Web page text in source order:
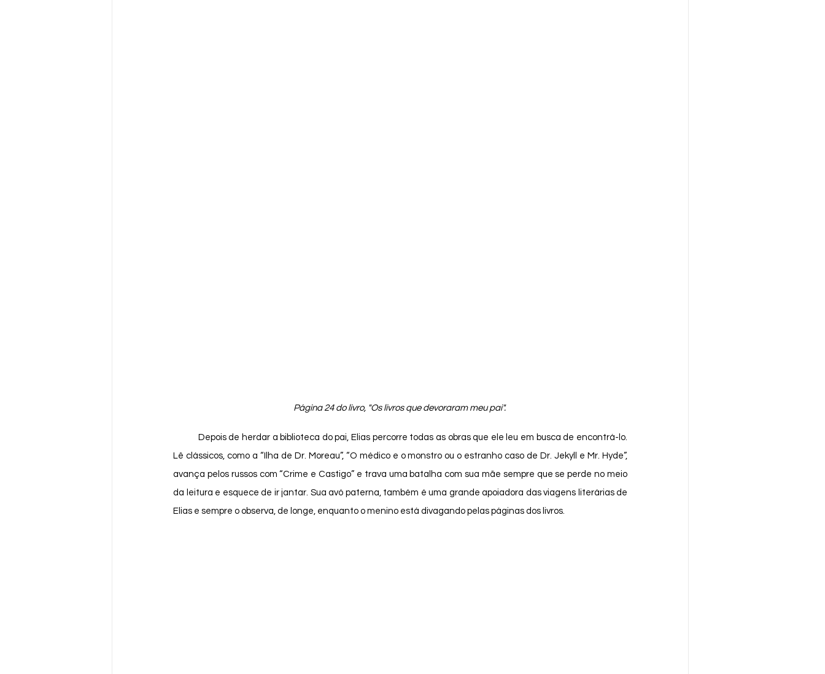
Página 24 do livro, "Os livros que devoraram meu pai".
Lê clássicos, como a “Ilha de Dr. Moreau”, “O médico e o monstro ou o estranho caso de Dr. Jekyll e Mr. Hyde”,
avança pelos russos com “Crime e Castigo” e trava uma batalha com sua mãe sempre que se perde no meio
da leitura e esquece de ir jantar. Sua avó paterna, também é uma grande apoiadora das viagens literárias de
Elias e sempre o observa, de longe, enquanto o menino está divagando pelas páginas dos livros.